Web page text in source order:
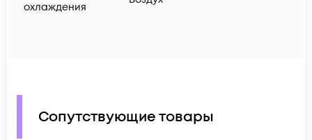
охлаждения
Сопутствующие товары